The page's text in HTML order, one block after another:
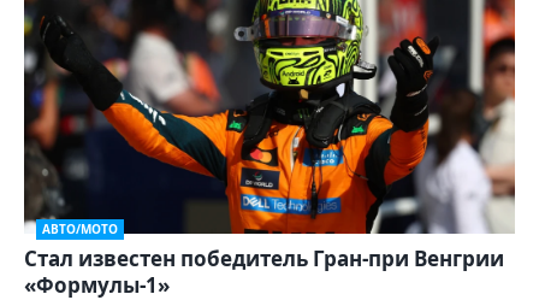
АВТО/МОТО
Стал известен победитель Гран-при Венгрии
«Формулы‑1»